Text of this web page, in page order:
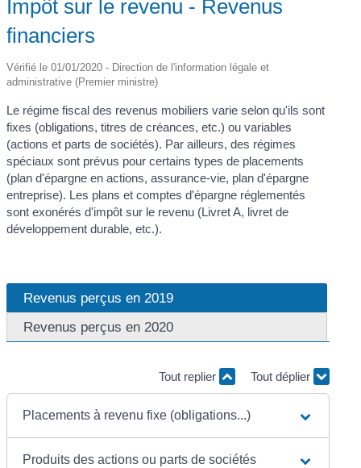
Impôt sur le revenu - Revenus
financiers
Vérifié le 01/01/2020 - Direction de l'information légale et
administrative (Premier ministre)
Le régime fiscal des revenus mobiliers varie selon qu'ils sont
fixes (obligations, titres de créances, etc.) ou variables
(actions et parts de sociétés). Par ailleurs, des régimes
spéciaux sont prévus pour certains types de placements
(plan d'épargne en actions, assurance-vie, plan d'épargne
entreprise). Les plans et comptes d'épargne réglementés
sont exonérés d'impôt sur le revenu (Livret A, livret de
développement durable, etc.).
Revenus perçus en 2019
Revenus perçus en 2020
Tout replier Tout déplier
Placements à revenu fixe (obligations...)
Produits des actions ou parts de sociétés